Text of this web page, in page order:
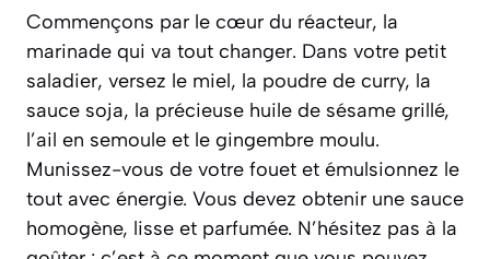
Commençons par le cœur du réacteur, la
marinade qui va tout changer. Dans votre petit
saladier, versez le miel, la poudre de curry, la
sauce soja, la précieuse huile de sésame grillé,
l’ail en semoule et le gingembre moulu.
Munissez-vous de votre fouet et émulsionnez le
tout avec énergie. Vous devez obtenir une sauce
homogène, lisse et parfumée. N’hésitez pas à la